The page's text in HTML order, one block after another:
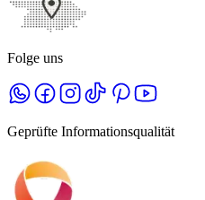
Folge uns
Geprüfte Informationsqualität